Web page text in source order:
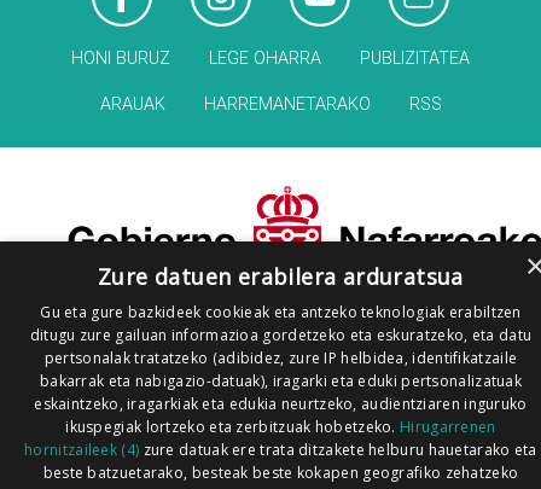
HONI BURUZ LEGE OHARRA PUBLIZITATEA
ARAUAK HARREMANETARAKO RSS
Zure datuen erabilera arduratsua
Gu eta gure bazkideek cookieak eta antzeko teknologiak erabiltzen
ditugu zure gailuan informazioa gordetzeko eta eskuratzeko, eta datu
pertsonalak tratatzeko (adibidez, zure IP helbidea, identifikatzaile
bakarrak eta nabigazio-datuak), iragarki eta eduki pertsonalizatuak
eskaintzeko, iragarkiak eta edukia neurtzeko, audientziaren inguruko
ikuspegiak lortzeko eta zerbitzuak hobetzeko. Hirugarrenen
hornitzaileek (4) zure datuak ere trata ditzakete helburu hauetarako eta
beste batzuetarako, besteak beste kokapen geografiko zehatzeko